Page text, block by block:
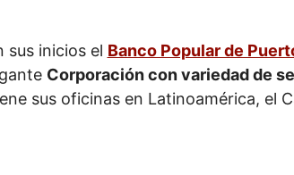
sus inicios el Banco Popular de
Corporación con variedad de
sus oficinas en Latinoamérica, el